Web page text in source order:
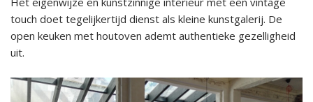
touch doet tegelijkertijd dienst als kleine kunstgalerij. De
open keuken met houtoven ademt authentieke gezelligheid
uit.